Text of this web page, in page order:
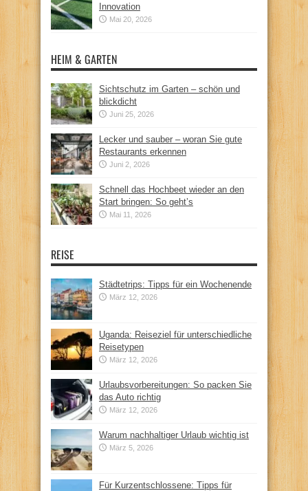
Innovation
Mai 20, 2026
HEIM & GARTEN
Sichtschutz im Garten – schön und
blickdicht
Juni 25, 2026
Lecker und sauber – woran Sie gute
Restaurants erkennen
Juni 2, 2026
Schnell das Hochbeet wieder an den
Start bringen: So geht’s
Mai 11, 2026
REISE
Städtetrips: Tipps für ein Wochenende
März 12, 2026
Uganda: Reiseziel für unterschiedliche
Reisetypen
März 12, 2026
Urlaubsvorbereitungen: So packen Sie
das Auto richtig
März 12, 2026
Warum nachhaltiger Urlaub wichtig ist
März 5, 2026
Für Kurzentschlossene: Tipps für